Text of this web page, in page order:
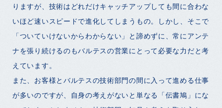
りますが、技術はどれだけキャッチアップしても間に合わな
いほど速いスピードで進化してしまうもの。しかし、そこで
「ついていけないからわからない」と諦めずに、常にアンテ
ナを張り続けるのもバルテスの営業にとって必要な力だと考
えています。
また、お客様とバルテスの技術部門の間に入って進める仕事
が多いのですが、自身の考えがないと単なる「伝書鳩」にな